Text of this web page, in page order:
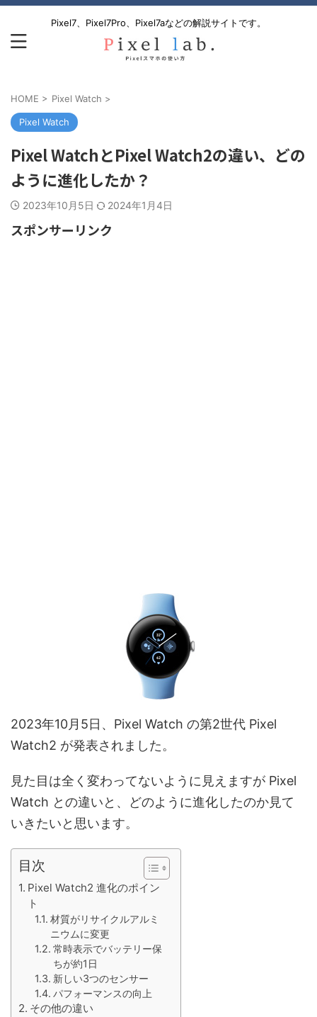
Pixel7、Pixel7Pro、Pixel7aなどの解説サイトです。
HOME > Pixel Watch >
Pixel Watch
Pixel WatchとPixel Watch2の違い、どの
ように進化したか？
2023年10月5日 2024年1月4日
スポンサーリンク
2023年10月5日、Pixel Watch の第2世代 Pixel
Watch2 が発表されました。
見た目は全く変わってないように見えますが Pixel
Watch との違いと、どのように進化したのか見て
いきたいと思います。
目次
Pixel Watch2 進化のポイン
ト
材質がリサイクルアルミ
ニウムに変更
常時表示でバッテリー保
ちが約1日
新しい3つのセンサー
パフォーマンスの向上
その他の違い